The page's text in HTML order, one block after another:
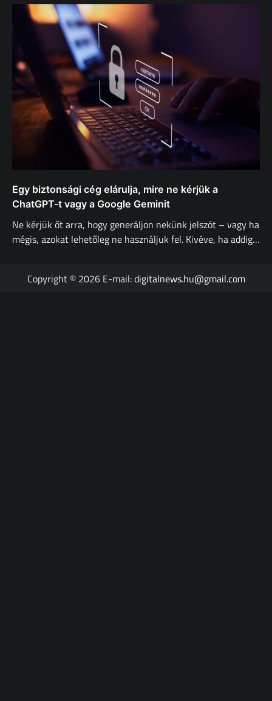
Egy biztonsági cég elárulja, mire ne kérjük a
ChatGPT-t vagy a Google Geminit
Ne kérjük őt arra, hogy generáljon nekünk jelszót – vagy ha
mégis, azokat lehetőleg ne használjuk fel. Kivéve, ha addig…
Copyright © 2026 E-mail:digitalnews.hu@gmail.com